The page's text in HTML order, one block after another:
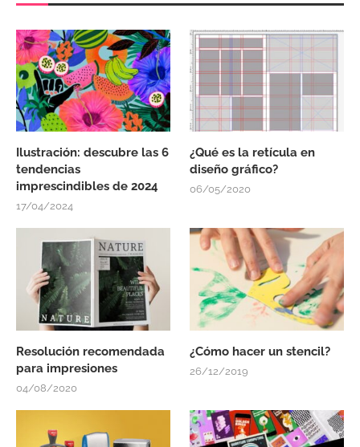
Ilustración: descubre las 6
tendencias
imprescindibles de 2024
17/04/2024
¿Qué es la retícula en
diseño gráfico?
06/05/2020
Resolución recomendada
para impresiones
04/08/2020
¿Cómo hacer un stencil?
26/12/2019